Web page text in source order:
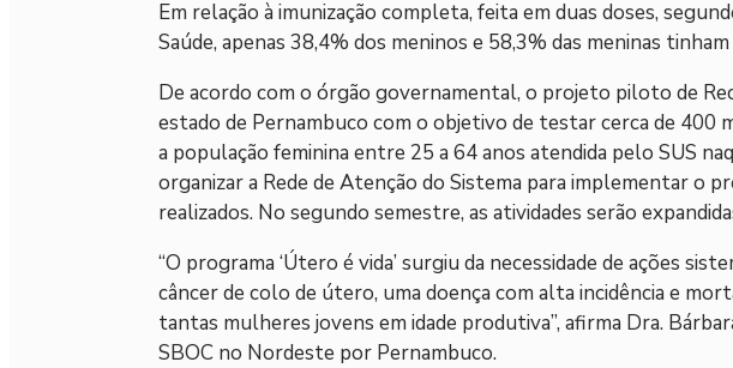
Em relação à imunização completa, feita em duas doses,
Saúde, apenas 38,4% dos meninos e 58,3% das meninas
De acordo com o órgão governamental, o projeto piloto de
estado de Pernambuco com o objetivo de testar cerca de 400
a população feminina entre 25 a 64 anos atendida pelo SUS
organizar a Rede de Atenção do Sistema para implementar o
realizados. No segundo semestre, as atividades serão
“O programa ‘Útero é vida’ surgiu da necessidade de ações
câncer de colo de útero, uma doença com alta incidência e
tantas mulheres jovens em idade produtiva”, afirma Dra.
SBOC no Nordeste por Pernambuco.